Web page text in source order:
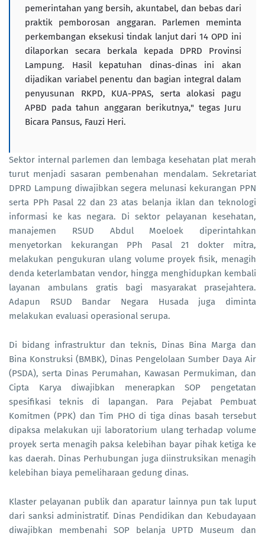
pemerintahan yang bersih, akuntabel, dan bebas dari
praktik pemborosan anggaran. Parlemen meminta
perkembangan eksekusi tindak lanjut dari 14 OPD ini
dilaporkan secara berkala kepada DPRD Provinsi
Lampung. Hasil kepatuhan dinas-dinas ini akan
dijadikan variabel penentu dan bagian integral dalam
penyusunan RKPD, KUA-PPAS, serta alokasi pagu
APBD pada tahun anggaran berikutnya," tegas Juru
Bicara Pansus, Fauzi Heri.
Sektor internal parlemen dan lembaga kesehatan plat merah
turut menjadi sasaran pembenahan mendalam. Sekretariat
DPRD Lampung diwajibkan segera melunasi kekurangan PPN
serta PPh Pasal 22 dan 23 atas belanja iklan dan teknologi
informasi ke kas negara. Di sektor pelayanan kesehatan,
manajemen RSUD Abdul Moeloek diperintahkan
menyetorkan kekurangan PPh Pasal 21 dokter mitra,
melakukan pengukuran ulang volume proyek fisik, menagih
denda keterlambatan vendor, hingga menghidupkan kembali
layanan ambulans gratis bagi masyarakat prasejahtera.
Adapun RSUD Bandar Negara Husada juga diminta
melakukan evaluasi operasional serupa.
Di bidang infrastruktur dan teknis, Dinas Bina Marga dan
Bina Konstruksi (BMBK), Dinas Pengelolaan Sumber Daya Air
(PSDA), serta Dinas Perumahan, Kawasan Permukiman, dan
Cipta Karya diwajibkan menerapkan SOP pengetatan
spesifikasi teknis di lapangan. Para Pejabat Pembuat
Komitmen (PPK) dan Tim PHO di tiga dinas basah tersebut
dipaksa melakukan uji laboratorium ulang terhadap volume
proyek serta menagih paksa kelebihan bayar pihak ketiga ke
kas daerah. Dinas Perhubungan juga diinstruksikan menagih
kelebihan biaya pemeliharaan gedung dinas.
Klaster pelayanan publik dan aparatur lainnya pun tak luput
dari sanksi administratif. Dinas Pendidikan dan Kebudayaan
diwajibkan membenahi SOP belanja UPTD Museum dan